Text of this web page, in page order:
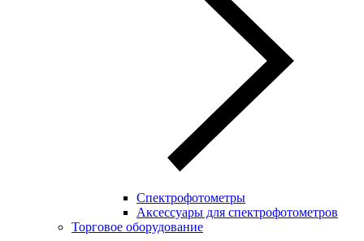
Спектрофотометры
Аксессуары для спектрофотометров
Торговое оборудование